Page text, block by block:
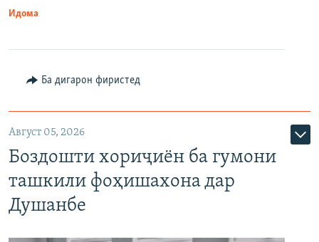
Идома
Ба дигарон фиристед
Август 05, 2026
Боздошти хориҷиён ба гумони
ташкили фоҳишахона дар
Душанбе